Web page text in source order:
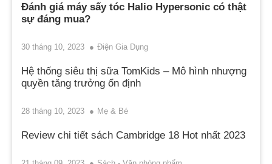
Đánh giá máy sấy tóc Halio Hypersonic có thật
sự đáng mua?
30 tháng 10, 2023 Điện Gia Dụng
Hệ thống siêu thị sữa TomKids – Mô hình nhượng
quyền tăng trưởng ổn định
28 tháng 10, 2023 Mẹ & Bé
Review chi tiết sách Cambridge 18 Hot nhất 2023